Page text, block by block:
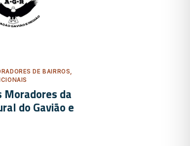
DE BAIRROS,
Moradores da
do Gavião e